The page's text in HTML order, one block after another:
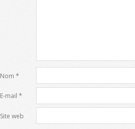
Nom *
E-mail *
Site web